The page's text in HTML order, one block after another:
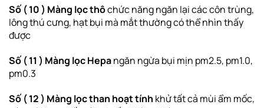
Số ( 10 ) Màng lọc thôchức năng ngăn lại các côn trùng,
lông thú cưng, hạt bụi mà mắt thường có thể nhìn thấy
được
Số ( 11 ) Màng lọc Hepangăn ngừa bụi mịn pm2.5, pm1.0,
pm0.3
Số ( 12 ) Màng lọc than hoạt tính khử tất cả mùi ẩm mốc,